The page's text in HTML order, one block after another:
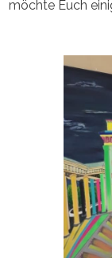
möchte Euch